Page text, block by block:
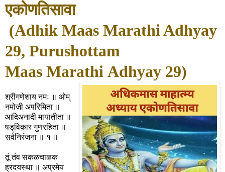
एकोणतिसावा
(Adhik Maas Marathi Adhyay
29, Purushottam
Maas Marathi Adhyay 29)
श्रीगणेशाय नमः ॥ ओम्
नमोजी अपरिमिता ॥
आदिअनादी मायातीता ॥
षड्‌विकार गुणरहिता ॥
सर्वनिरंजना ॥ १ ॥
तूं तंव सकळचाळक
ह्रदयस्था ॥ अप्रमेय